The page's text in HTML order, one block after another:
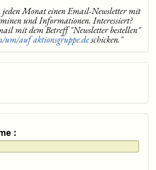
jeden Monat einen Email-Newsletter mit
und Informationen. Interessiert?
mit dem Betreff "Newsletter bestellen"
um/auf aktionsgruppe.deschicken."
Benutzername :